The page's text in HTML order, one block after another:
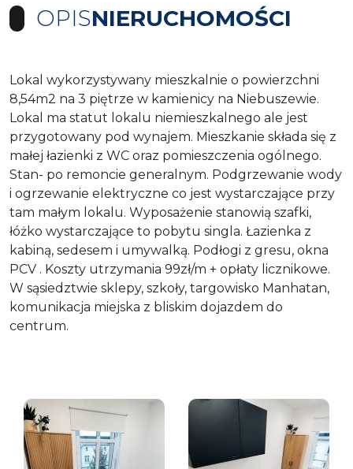
OPISNIERUCHOMOŚCI
Lokal wykorzystywany mieszkalnie o powierzchni
8,54m2 na 3 piętrze w kamienicy na Niebuszewie.
Lokal ma statut lokalu niemieszkalnego ale jest
przygotowany pod wynajem. Mieszkanie składa się z
małej łazienki z WC oraz pomieszczenia ogólnego.
Stan- po remoncie generalnym. Podgrzewanie wody
i ogrzewanie elektryczne co jest wystarczające przy
tam małym lokalu. Wyposażenie stanowią szafki,
łóżko wystarczające to pobytu singla. Łazienka z
kabiną, sedesem i umywalką. Podłogi z gresu, okna
PCV . Koszty utrzymania 99zł/m + opłaty licznikowe.
W sąsiedztwie sklepy, szkoły, targowisko Manhatan,
komunikacja miejska z bliskim dojazdem do
centrum.